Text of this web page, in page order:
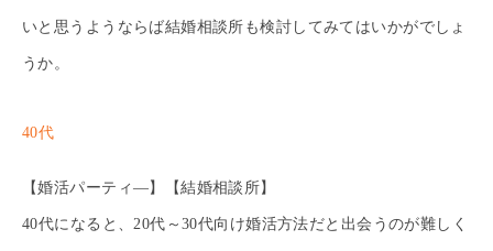
いと思うようならば結婚相談所も検討してみてはいかがでしょ
うか。
40代
【婚活パーティ―】【結婚相談所】
40代になると、20代～30代向け婚活方法だと出会うのが難しく